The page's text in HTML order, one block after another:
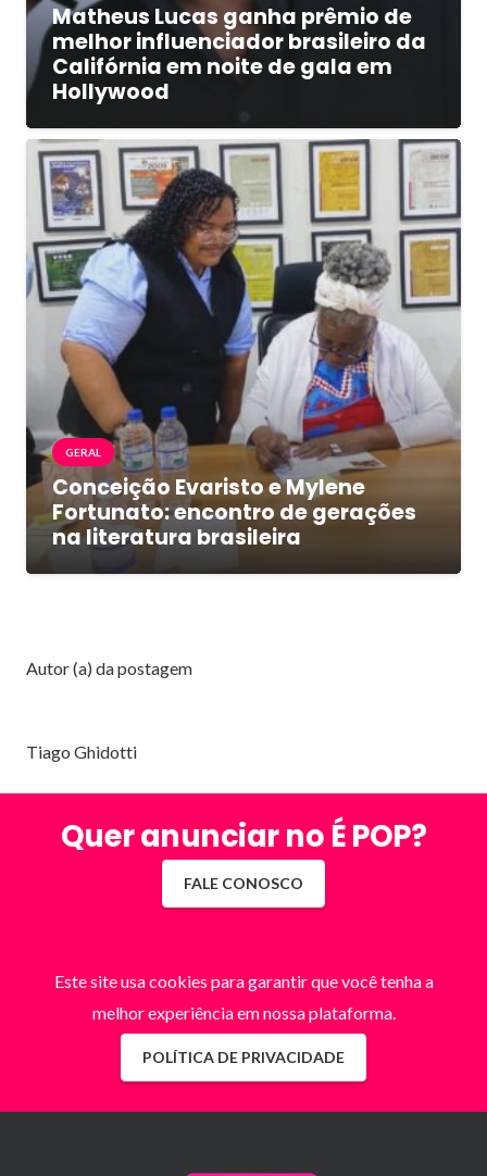
Matheus Lucas ganha prêmio de
melhor influenciador brasileiro da
Califórnia em noite de gala em
Hollywood
GERAL
Conceição Evaristo e Mylene
Fortunato: encontro de gerações
na literatura brasileira
Autor (a) da postagem
Tiago Ghidotti
Quer anunciar no É POP?
FALE CONOSCO
Este site usa cookies para garantir que você tenha a
melhor experiência em nossa plataforma.
POLÍTICA DE PRIVACIDADE